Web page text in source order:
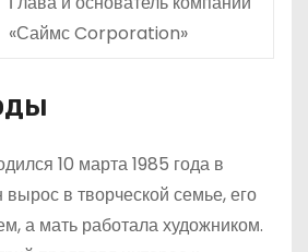
«Саймс Corporation»
10 марта 1985 года в
в творческой семье, его
а мать работала художником.